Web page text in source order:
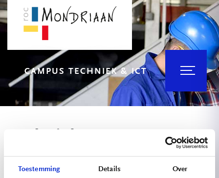
Toestemming Details Over
CAMPUS TECHNIEK & ICT